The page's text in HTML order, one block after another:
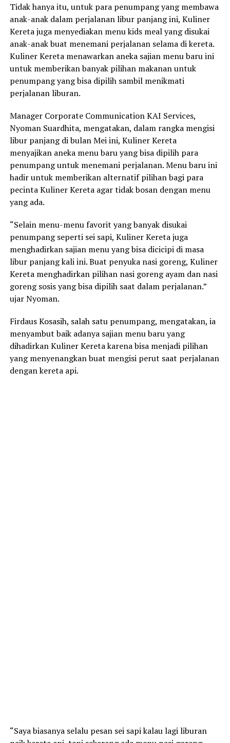
Tidak hanya itu, untuk para penumpang yang membawa
anak-anak dalam perjalanan libur panjang ini, Kuliner
Kereta juga menyediakan menu kids meal yang disukai
anak-anak buat menemani perjalanan selama di kereta.
Kuliner Kereta menawarkan aneka sajian menu baru ini
untuk memberikan banyak pilihan makanan untuk
penumpang yang bisa dipilih sambil menikmati
perjalanan liburan.
Manager Corporate Communication KAI Services,
Nyoman Suardhita, mengatakan, dalam rangka mengisi
libur panjang di bulan Mei ini, Kuliner Kereta
menyajikan aneka menu baru yang bisa dipilih para
penumpang untuk menemani perjalanan. Menu baru ini
hadir untuk memberikan alternatif pilihan bagi para
pecinta Kuliner Kereta agar tidak bosan dengan menu
yang ada.
“Selain menu-menu favorit yang banyak disukai
penumpang seperti sei sapi, Kuliner Kereta juga
menghadirkan sajian menu yang bisa dicicipi di masa
libur panjang kali ini. Buat penyuka nasi goreng, Kuliner
Kereta menghadirkan pilihan nasi goreng ayam dan nasi
goreng sosis yang bisa dipilih saat dalam perjalanan.”
ujar Nyoman.
Firdaus Kosasih, salah satu penumpang, mengatakan, ia
menyambut baik adanya sajian menu baru yang
dihadirkan Kuliner Kereta karena bisa menjadi pilihan
yang menyenangkan buat mengisi perut saat perjalanan
dengan kereta api.
“Saya biasanya selalu pesan sei sapi kalau lagi liburan